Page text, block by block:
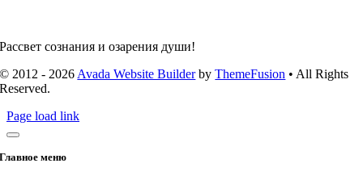
Рассвет сознания и озарения души!
© 2012 - 2026Avada Website BuilderbyThemeFusion • All Rights
Reserved.
Page load link
Главное меню